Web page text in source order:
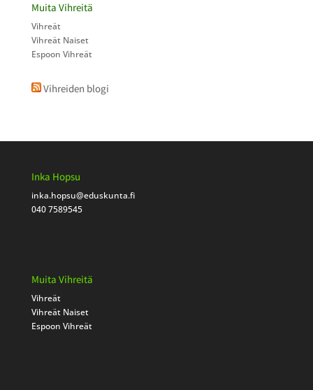
Muita Vihreitä
Vihreät
Vihreät Naiset
Espoon Vihreät
Vihreiden blogi
Inka Hopsu
inka.hopsu@eduskunta.fi
040 7589545
Muita Vihreitä
Vihreät
Vihreät Naiset
Espoon Vihreät